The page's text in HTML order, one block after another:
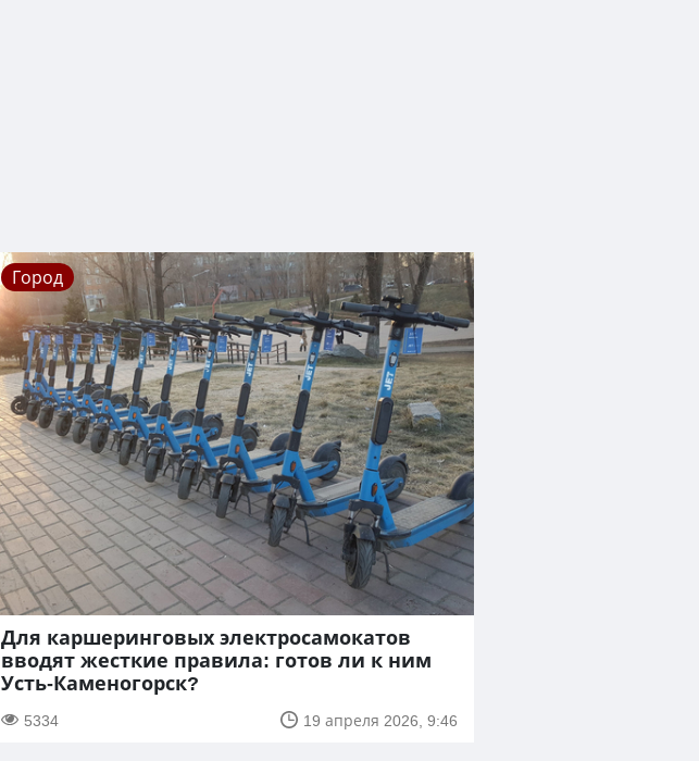
Город
Для каршеринговых электросамокатов
вводят жесткие правила: готов ли к ним
Усть-Каменогорск?
5334 19 апреля 2026, 9:46